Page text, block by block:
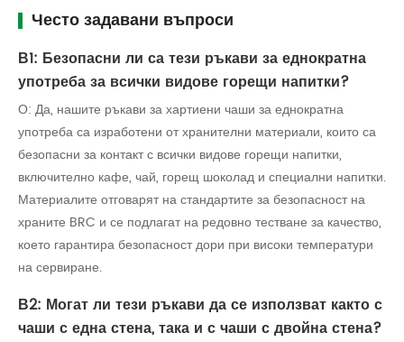
Често задавани въпроси
В1: Безопасни ли са тези ръкави за еднократна
употреба за всички видове горещи напитки?
О: Да, нашите ръкави за хартиени чаши за еднократна
употреба са изработени от хранителни материали, които са
безопасни за контакт с всички видове горещи напитки,
включително кафе, чай, горещ шоколад и специални напитки.
Материалите отговарят на стандартите за безопасност на
храните BRC и се подлагат на редовно тестване за качество,
което гарантира безопасност дори при високи температури
на сервиране.
В2: Могат ли тези ръкави да се използват както с
чаши с една стена, така и с чаши с двойна стена?